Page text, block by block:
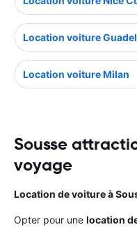
Location voiture
Location voiture Milan
Sousse
voyage
Location de voiture à
Opter pour une location